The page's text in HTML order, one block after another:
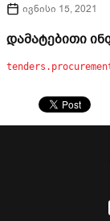
ივნისი 15, 2021
დამატებითი